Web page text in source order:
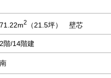
71.22m2 （21.5坪） 壁芯
2階/14階建
南